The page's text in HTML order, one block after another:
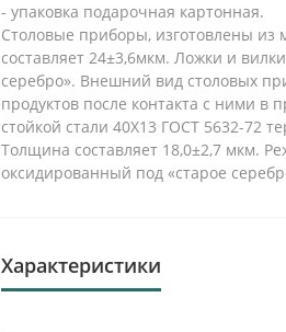
- упаковка подарочная картонная.
Столовые приборы, изготовлены
составляет 24±3,6мкм. Ложки и
серебро». Внешний вид столовых
продуктов после контакта с ними
стойкой стали 40Х13 ГОСТ 5632-72
Толщина составляет 18,0±2,7 мкм.
оксидированный под «старое
Характеристики